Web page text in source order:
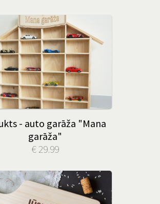
- auto garāža "Mana
garāža"
€ 29.99